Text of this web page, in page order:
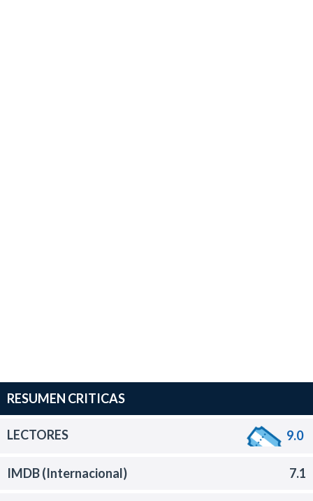
RESUMEN CRITICAS
LECTORES 9.0
IMDB (Internacional) 7.1